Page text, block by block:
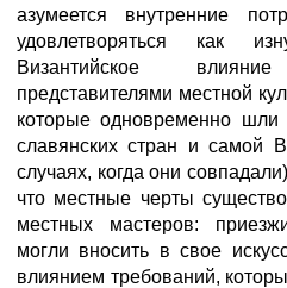
азумеется внутренние
удовлетворяться как
Византийское
представителями местной
которые одновременно шли
славянских стран и самой
случаях, когда они
что местные черты
местных мастеров:
могли вносить в свое
влиянием требований,